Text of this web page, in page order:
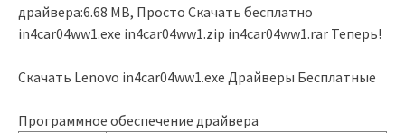
драйвера:6.68 MB, Просто Скачать бесплатно
in4car04ww1.exe in4car04ww1.zip in4car04ww1.rar Теперь!
Скачать Lenovo in4car04ww1.exe Драйверы Бесплатные
Программное обеспечение драйвера